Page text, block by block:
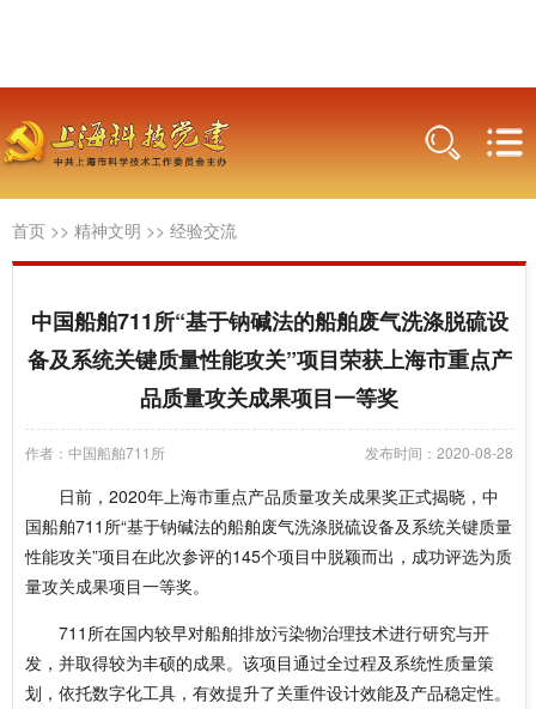
首页 >> 精神文明 >> 经验交流
中国船舶711所“基于钠碱法的船舶废气洗涤脱硫设
备及系统关键质量性能攻关”项目荣获上海市重点产
品质量攻关成果项目一等奖
作者：中国船舶711所 发布时间：2020-08-28
日前，2020年上海市重点产品质量攻关成果奖正式揭晓，中
国船舶711所“基于钠碱法的船舶废气洗涤脱硫设备及系统关键质量
性能攻关”项目在此次参评的145个项目中脱颖而出，成功评选为质
量攻关成果项目一等奖。
711所在国内较早对船舶排放污染物治理技术进行研究与开
发，并取得较为丰硕的成果。该项目通过全过程及系统性质量策
划，依托数字化工具，有效提升了关重件设计效能及产品稳定性。